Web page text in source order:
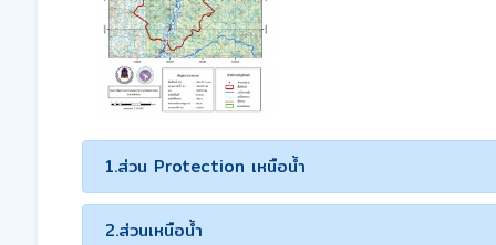
1.ส่วน Protection เหนือน้ำ
2.ส่วนเหนือน้ำ